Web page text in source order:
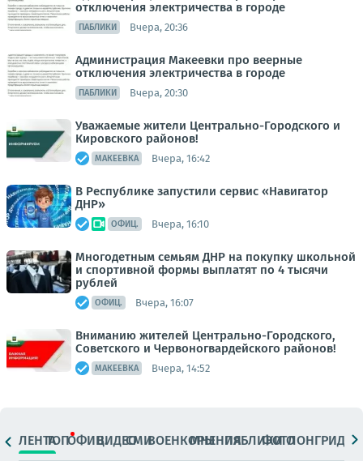
отключения электричества в городе
ПАБЛИКИ Вчера, 20:36
Администрация Макеевки про веерные
отключения электричества в городе
ПАБЛИКИ Вчера, 20:30
Уважаемые жители Центрально-Городского и
Кировского районов!
МАКЕЕВКА Вчера, 16:42
В Республике запустили сервис «Навигатор
ДНР»
ОФИЦ. Вчера, 16:10
Многодетным семьям ДНР на покупку школьной
и спортивной формы выплатят по 4 тысячи
рублей
ОФИЦ. Вчера, 16:07
Вниманию жителей Центрально-Городского,
Советского и Червоногвардейского районов!
МАКЕЕВКА Вчера, 14:52
ЛЕНТАТОПОФИЦ.ВИДЕОСМИВОЕНКОРЫМНЕНИЯПАБЛИКИ
ФОТОЛОНГРИДЫ